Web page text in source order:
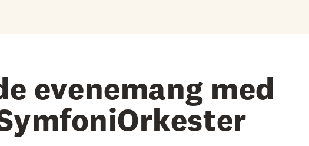
evenemang med